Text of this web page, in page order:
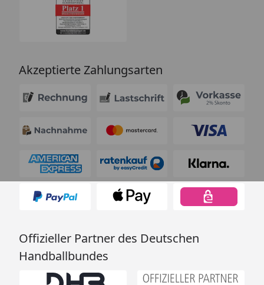
Akzeptierte Zahlungsarten
Offizieller Partner des Deutschen
Handballbundes